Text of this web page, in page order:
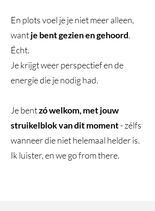
En plots voel je je niet meer alleen,
wantje bent gezien en gehoord.
Écht.
Je krijgt weer perspectief en de
energie die je nodig had.
Je bentzó welkom, met jouw
struikelblok van dit moment- zélfs
wanneer die niet helemaal helder is.
Ik luister, en we go from there.